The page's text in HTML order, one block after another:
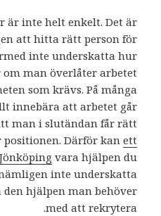
är inte helt enkelt. Det är
att hitta rätt person för
inte underskatta hur
man överlåter arbetet
som krävs. På många
innebära att arbetet går
man i slutändan får rätt
positionen. Därför kan ett
vara hjälpen du
inte underskatta
hjälpen man behöver
med att rekrytera.